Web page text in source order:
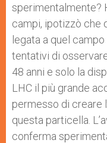
sperimentalmente?
campi, ipotizzò che
legata a quel
tentativi di
48 anni e solo la
LHC il più grande
permesso di creare
questa particella.
conferma